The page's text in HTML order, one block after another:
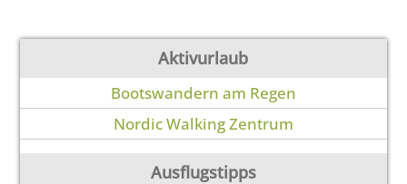
Aktivurlaub
Bootswandern am Regen
Nordic Walking Zentrum
Ausflugstipps